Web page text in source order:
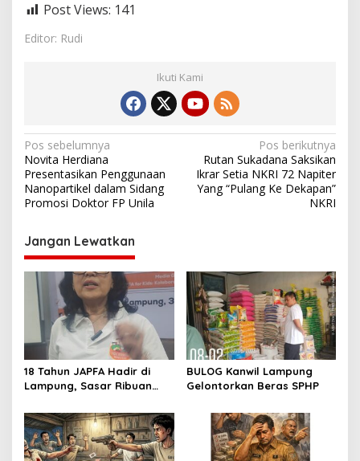
Post Views: 141
Editor: Rudi
Ikuti Kami
N
a
v
i
g
a
o
s
Pos sebelumnya
Novita Herdiana
Presentasikan Penggunaan
Nanopartikel dalam Sidang
Promosi Doktor FP Unila
Pos berikutnya
Rutan Sukadana Saksikan
Ikrar Setia NKRI 72 Napiter
Yang “Pulang Ke Dekapan”
NKRI
Jangan Lewatkan
18 Tahun JAPFA Hadir di
Lampung, Sasar Ribuan
Sehat
BULOG Kanwil Lampung
Gelontorkan Beras SPHP